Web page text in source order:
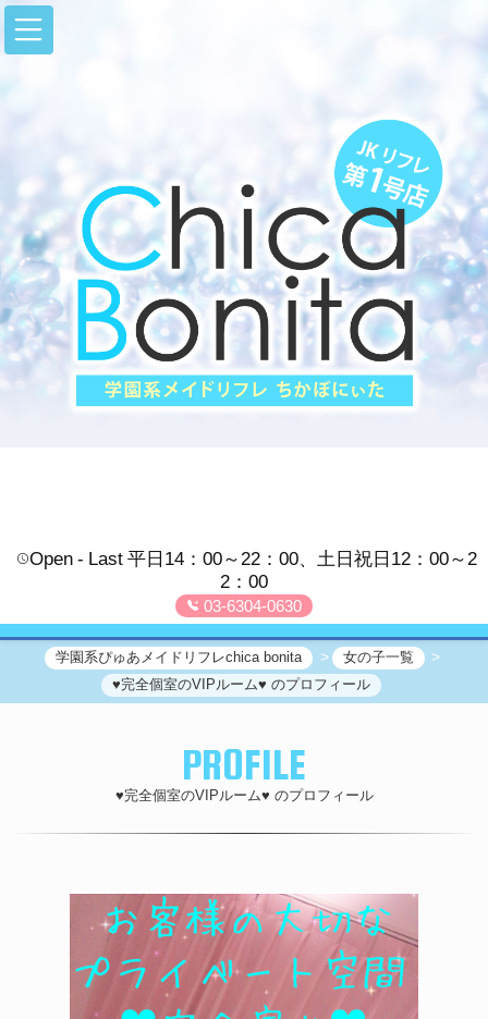
Open Last 平日14：00～22：00、土日祝日12：00～2
2：00
03-6304-0630
学園系ぴゅあメイドリフレchica bonita
女の子一覧
♥完全個室のVIPルーム♥ のプロフィール
PROFILE
♥完全個室のVIPルーム♥ のプロフィール